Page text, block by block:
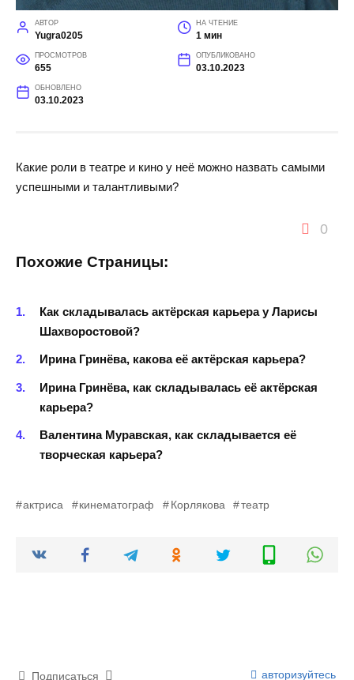
АВТОР
Yugra0205
НА ЧТЕНИЕ
1 мин
ПРОСМОТРОВ
655
ОПУБЛИКОВАНО
03.10.2023
ОБНОВЛЕНО
03.10.2023
Какие роли в театре и кино у неё можно назвать самыми
успешными и талантливыми?
0
Похожие Страницы:
Как складывалась актёрская карьера у Ларисы
Шахворостовой?
Ирина Гринёва, какова её актёрская карьера?
Ирина Гринёва, как складывалась её актёрская
карьера?
Валентина Муравская, как складывается её
творческая карьера?
актриса кинематограф Корлякова театр
Подписаться авторизуйтесь